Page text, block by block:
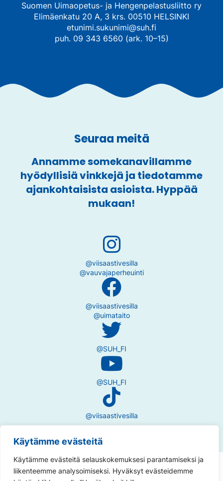
Käytämme evästeitä
Käytämme evästeitä selauskokemuksesi parantamiseksi ja
liikenteemme analysoimiseksi. Hyväksyt evästeidemme
Suomen Uimaopetus- ja Hengenpelastusliitto ry
Elimäenkatu 20 A, 3 krs. 00510 HELSINKI
etunimi.sukunimi@suh.fi
puh. 09 343 6560 (ark. 10–15)
Seuraa meitä
Annamme somekanavillamme
hyödyllisiä vinkkejä ja tiedotamme
ajankohtaisista asioista. Hyppää
mukaan!
@viisaastivesilla
@vauvajaperheuinti
@viisaastivesilla
@uimataito
@SUH_FI
@SUH_FI
@viisaastivesilla
Tietosuojaseloste